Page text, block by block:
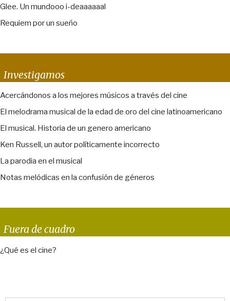
Glee. Un mundooo i-deaaaaaal
Requiem por un sueño
Investigamos
Acercándonos a los mejores músicos a través del cine
El melodrama musical de la edad de oro del cine latinoamericano
El musical. Historia de un genero americano
Ken Russell, un autor políticamente incorrecto
La parodia en el musical
Notas melódicas en la confusión de géneros
Fuera de cuadro
¿Qué es el cine?